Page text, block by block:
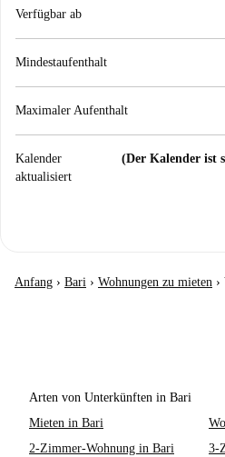
Verfügbar ab
Mindestaufenthalt
Maximaler Aufenthalt
Kalender
aktualisiert
(Der Kalender ist
Anfang › Bari › Wohnungen zu mieten ›
Arten von Unterkünften in Bari
Mieten in Bari
2-Zimmer-Wohnung in Bari
3-